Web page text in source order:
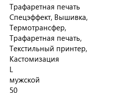
Трафаретная печать
Спецэффект, Вышивка,
Термотрансфер,
Трафаретная печать,
Текстильный принтер,
Кастомизация
L
мужской
50